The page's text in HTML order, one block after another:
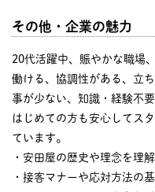
その他・企業の魅力
20代活躍中、賑やかな職場
働ける、協調性がある、立
事が少ない、知識・経験不
はじめての方も安心してス
ています。
・安田屋の歴史や理念を理
・接客マナーや応対方法の